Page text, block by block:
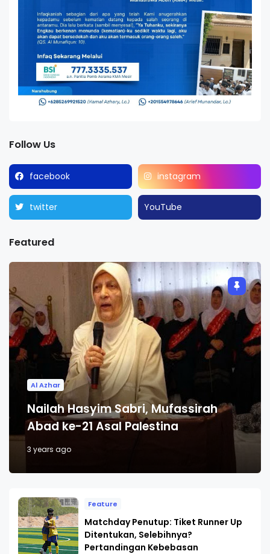
Follow Us
facebook instagram
twitter YouTube
Featured
Al Azhar
Nailah Hasyim Sabri, Mufassirah
Abad ke-21 Asal Palestina
3 years ago
Feature
Matchday Penutup: Tiket Runner Up
Ditentukan, Selebihnya?
Pertandingan Kebebasan